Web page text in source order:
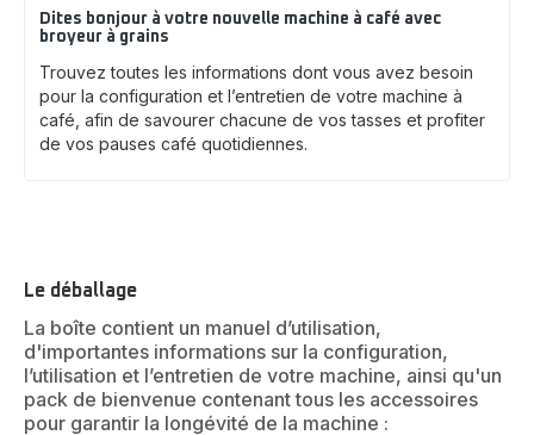
Dites bonjour à votre nouvelle machine à café avec
broyeur à grains
Trouvez toutes les informations dont vous avez besoin
pour la configuration et l’entretien de votre machine à
café, afin de savourer chacune de vos tasses et profiter
de vos pauses café quotidiennes.
Le déballage
La boîte contient un manuel d’utilisation,
d'importantes informations sur la configuration,
l’utilisation et l’entretien de votre machine, ainsi qu'un
pack de bienvenue contenant tous les accessoires
pour garantir la longévité de la machine :